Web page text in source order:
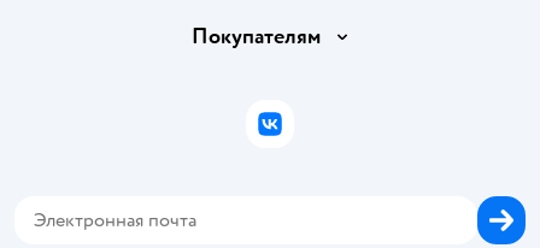
Правила продажи
Политика использования файлов cookie
Вакансии
Покупателям
Бонусные карты
ВКонтакте